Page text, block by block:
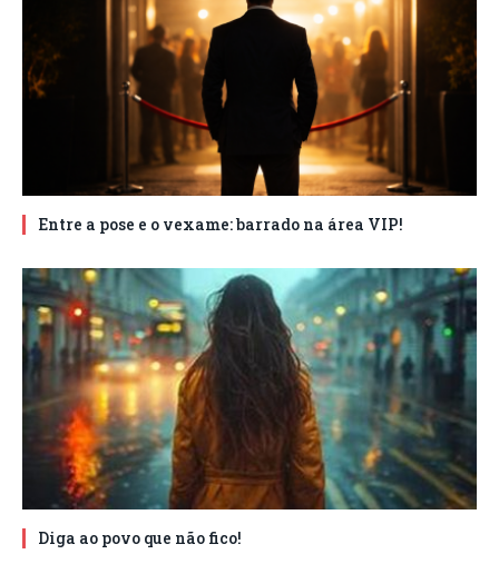
Entre a pose e o vexame: barrado na área VIP!
Diga ao povo que não fico!